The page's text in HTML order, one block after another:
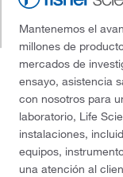
Mantenemos el
millones de
mercados de
ensayo, asistencia
con nosotros para
laboratorio, Life
instalaciones,
equipos,
una atención al